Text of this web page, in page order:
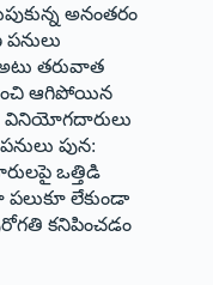
అనంతరం
తరువాత
ఆగిపోయిన
వినియోగదారులు
పున:
ఒత్తిడి
లేకుండా
కనిపించడం